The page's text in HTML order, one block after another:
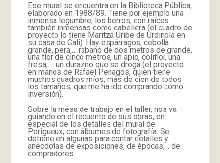
Ese mural se encuentra en la Biblioteca Pública,
elaborado en 1988/89. Tiene por ejemplo una
inmensa legumbre, los berros, con raíces
también inmensas como cabellera (el cuadro de
proyecto lo tiene Maritza Uribe de Urdinola en
su casa de Cali). Hay espárragos, cebolla
grande, pera,… rábano de dos metros de grande,
una flor de cinco metros, un apio, coliflor, una
fresa,…. un durazno que se droga (el proyecto
en manos de Rafael Penagos, quien tiene
muchos cuadros míos, más de cien de todos
los tamaños, que me ha ido comprando como
inversión).
Sobre la mesa de trabajo en el taller, nos va
guiando en el recuento de sus obras, en
especial de los detalles del mural de
Perigueux, con álbumes de fotografía. Se
detiene en algunas para contar detalles y
anécdotas de exposiciones, de épocas,… de
compradores.